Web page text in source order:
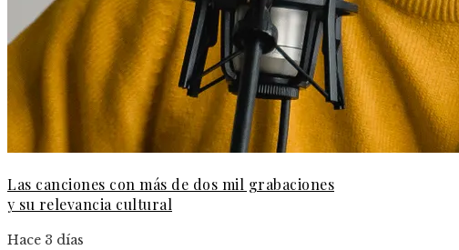
Las canciones con más de dos mil grabaciones
y su relevancia cultural
Hace 3 días